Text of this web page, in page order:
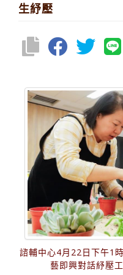
生紓壓
諮輔中心4月22日下午1
藝即興對話紓壓